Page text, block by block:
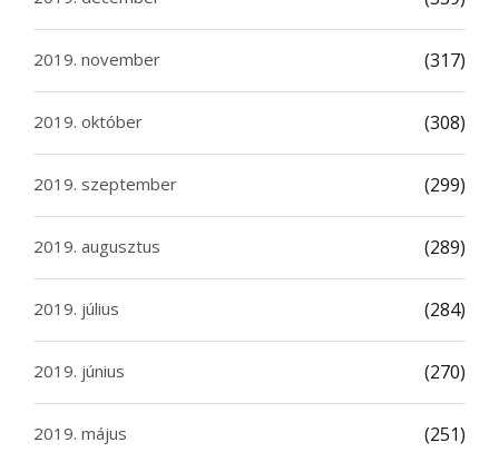
2019. november (317)
2019. október (308)
2019. szeptember (299)
2019. augusztus (289)
2019. július (284)
2019. június (270)
2019. május (251)